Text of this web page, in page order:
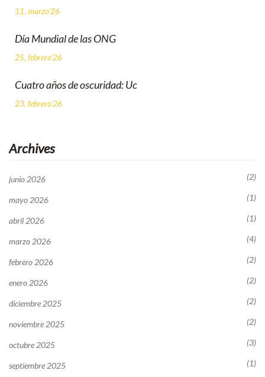
11, marzo'26
Día Mundial de las ONG
25, febrero'26
Cuatro años de oscuridad: Uc
23, febrero'26
Archives
junio 2026 (2)
mayo 2026 (1)
abril 2026 (1)
marzo 2026 (4)
febrero 2026 (2)
enero 2026 (2)
diciembre 2025 (2)
noviembre 2025 (2)
octubre 2025 (3)
septiembre 2025 (1)